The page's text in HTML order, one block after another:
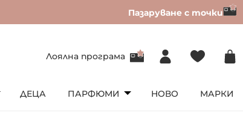
Пазаруване с точки
Лоялна програма
ДЕЦА ПАРФЮМИ НОВО МАРКИ